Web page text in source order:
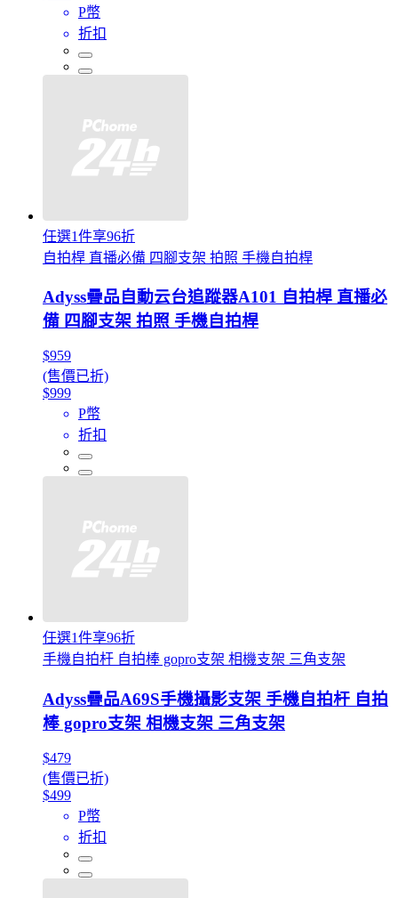
P幣
折扣
任選1件享96折
自拍桿 直播必備 四腳支架 拍照 手機自拍桿
Adyss疊品自動云台追蹤器A101 自拍桿 直播必
備 四腳支架 拍照 手機自拍桿
$959
(售價已折)
$999
P幣
折扣
任選1件享96折
手機自拍杆 自拍棒 gopro支架 相機支架 三角支架
Adyss疊品A69S手機攝影支架 手機自拍杆 自拍
棒 gopro支架 相機支架 三角支架
$479
(售價已折)
$499
P幣
折扣